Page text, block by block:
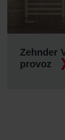
-